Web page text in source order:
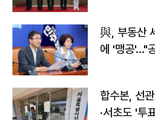
與, 부동산
에 '맹공'…"
합수본, 선
·서초도 '투